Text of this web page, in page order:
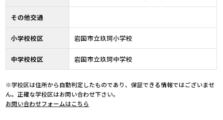
その他交通
小学校校区 岩国市立玖珂小学校
中学校校区 岩国市立玖珂中学校
※学校区は住所から自動判定したものであり、保証できる情報ではございませ
ん。正確な学校区はお問い合わせ下さい。
お問い合わせフォームはこちら